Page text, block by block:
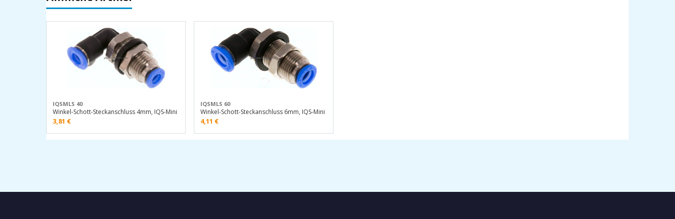
IQSMLS 40
Winkel-Schott-Steckanschluss 4mm, IQS-Mini
3,81 €
IQSMLS 60
Winkel-Schott-Steckanschluss 6mm, IQS-Mini
4,11 €